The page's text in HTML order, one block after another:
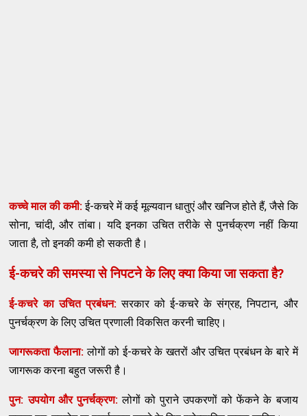
कच्चे माल की कमी:ई-कचरे में कई मूल्यवान धातुएं और खनिज होते हैं, जैसे कि
सोना, चांदी, और तांबा। यदि इनका उचित तरीके से पुनर्चक्रण नहीं किया
जाता है, तो इनकी कमी हो सकती है।
ई-कचरे की समस्या से निपटने के लिए क्या किया जा सकता है?
ई-कचरे का उचित प्रबंधन:सरकार को ई-कचरे के संग्रह, निपटान, और
पुनर्चक्रण के लिए उचित प्रणाली विकसित करनी चाहिए।
जागरूकता फैलाना: लोगों को ई-कचरे के खतरों और उचित प्रबंधन के बारे में
जागरूक करना बहुत जरूरी है।
पुन: उपयोग और पुनर्चक्रण:लोगों को पुराने उपकरणों को फेंकने के बजाय